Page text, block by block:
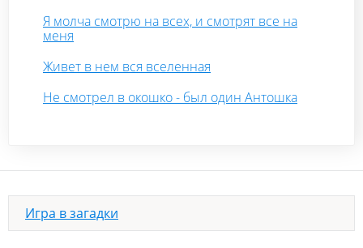
Я молча смотрю на всех, и смотрят все на
меня
Живет в нем вся вселенная
Не смотрел в окошко - был один Антошка
Игра в загадки